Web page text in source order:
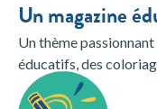
Un magazine
Un thème
éducatifs, des